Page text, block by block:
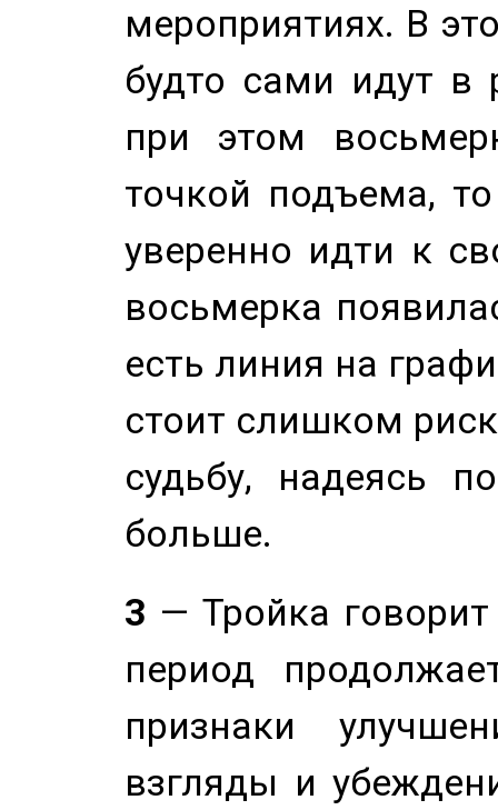
мероприятиях. В
будто сами идут в
при этом
точкой подъема,
уверенно идти к
восьмерка
есть линия на
стоит слишком
судьбу, надеясь
больше.
3 — Тройка
период
признаки
взгляды и